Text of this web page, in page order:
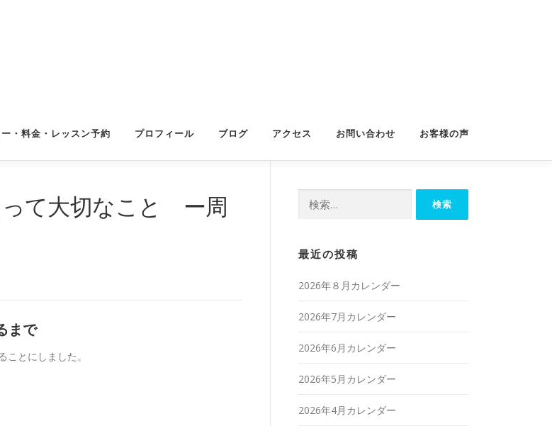
ー・料金・レッスン予約 プロフィール ブログ アクセス お問い合わせ お客様の声
て大切なこと ー周
まで
ことにしました。
最近の投稿
2026年８月カレンダー
2026年7月カレンダー
2026年6月カレンダー
2026年5月カレンダー
2026年4月カレンダー